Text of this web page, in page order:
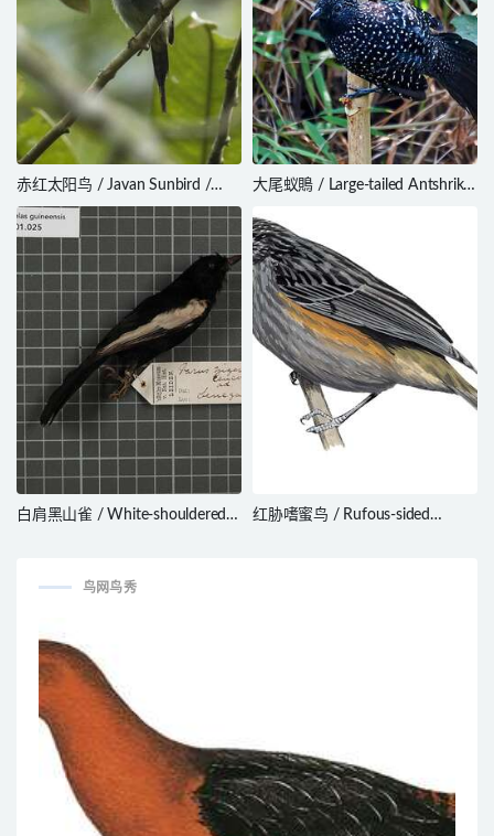
赤红太阳鸟 / Javan Sunbird /
Aethopyga mystacalis
大尾蚁鵙 / Large-tailed Antshrike
白肩黑山雀 / White-shouldered
红胁嗜蜜鸟 / Rufous-sided
鸟网鸟秀